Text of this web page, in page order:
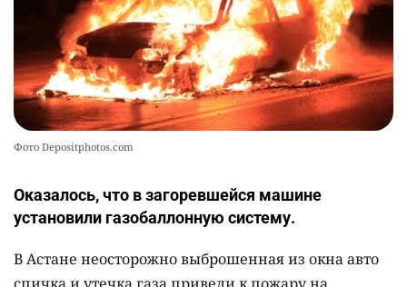
Фото Depositphotos.com
Оказалось, что в загоревшейся машине
установили газобаллонную систему.
В Астане неосторожно выброшенная из окна авто